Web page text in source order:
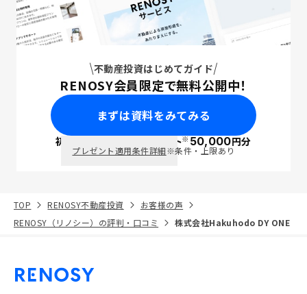
不動産投資はじめてガイド
RENOSY会員限定で無料公開中！
まずは資料をみてみる
初回面談で ポイント※50,000円分
プレゼント適用条件詳細※条件・上限あり
TOP RENOSY不動産投資
お客様の声
RENOSY（リノシー）の評判・口コミ
株式会社Hakuhodo DY ONE